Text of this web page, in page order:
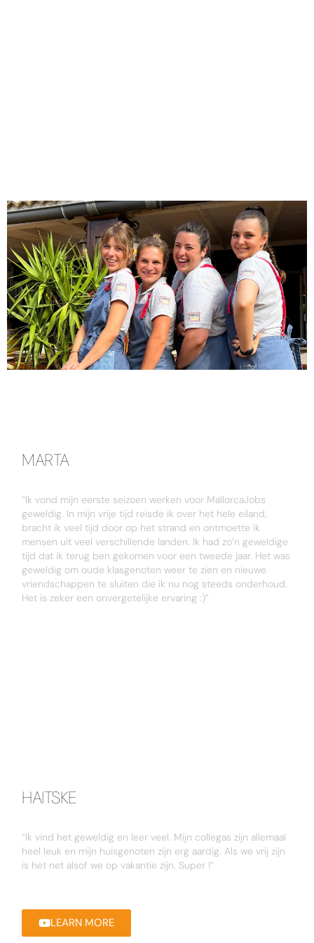
MARTA
“Ik vond mijn eerste seizoen werken voor MallorcaJobs
geweldig. In mijn vrije tijd reisde ik over het hele eiland,
bracht ik veel tijd door op het strand en ontmoette ik
mensen uit veel verschillende landen. Ik had zo’n geweldige
tijd dat ik terug ben gekomen voor een tweede jaar. Het was
geweldig om oude klasgenoten weer te zien en nieuwe
vriendschappen te sluiten die ik nu nog steeds onderhoud.
Het is zeker een onvergetelijke ervaring :)”
HAITSKE​
“Ik vind het geweldig en leer veel. Mijn collegas zijn allemaal
heel leuk en mijn huisgenoten zijn erg aardig. Als we vrij zijn
is het net alsof we op vakantie zijn. Super !”
LEARN MORE